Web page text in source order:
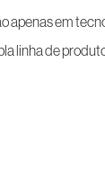
apenas em
linha de